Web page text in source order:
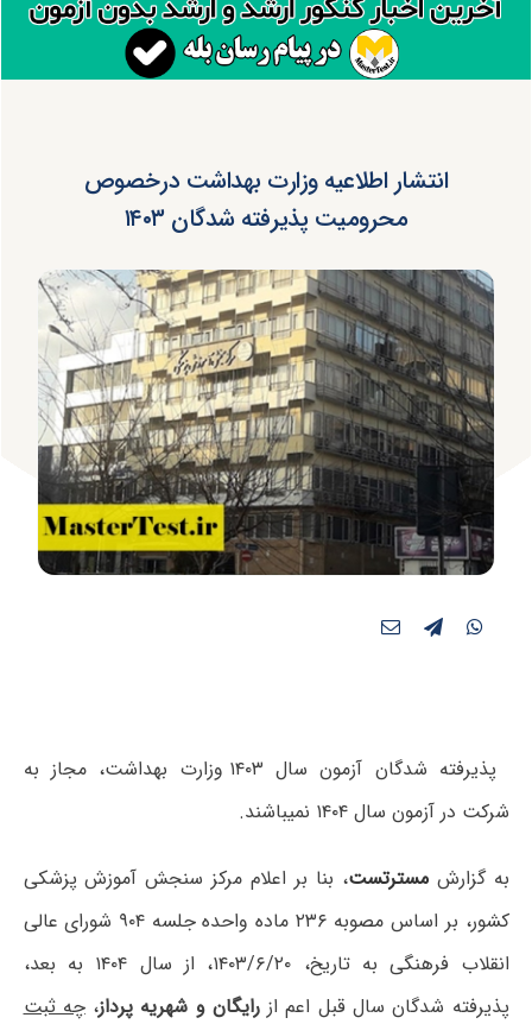
انتشار اطلاعیه وزارت بهداشت درخصوص
محرومیت پذیرفته شدگان ۱۴۰۳
پذیرفته شدگان آزمون سال ۱۴۰۳ وزارت بهداشت، مجاز به
شرکت در آزمون سال ۱۴۰۴ نمیباشند.
به گزارشمسترتست، بنا بر اعلام مرکز سنجش آموزش پزشکی
کشور، بر اساس مصوبه ۲۳۶ ماده واحده جلسه ۹۰۴ شورای عالی
انقلاب فرهنگی به تاریخ، ۱۴۰۳/۶/۲۰، از سال ۱۴۰۴ به بعد،
پذیرفته شدگان سال قبل اعم از رایگان و شهریه پرداز،چه ثبت